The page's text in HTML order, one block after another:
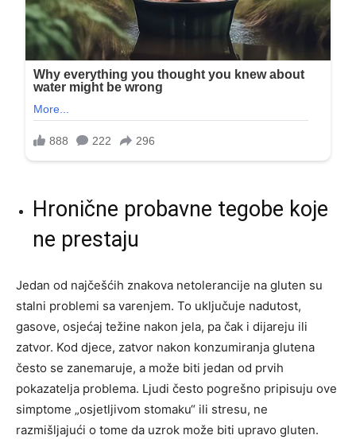
Hronične probavne tegobe koje
ne prestaju
Jedan od najčešćih znakova netolerancije na gluten su
stalni problemi sa varenjem. To uključuje nadutost,
gasove, osjećaj težine nakon jela, pa čak i dijareju ili
zatvor. Kod djece, zatvor nakon konzumiranja glutena
često se zanemaruje, a može biti jedan od prvih
pokazatelja problema. Ljudi često pogrešno pripisuju ove
simptome „osjetljivom stomaku“ ili stresu, ne
razmišljajući o tome da uzrok može biti upravo gluten.